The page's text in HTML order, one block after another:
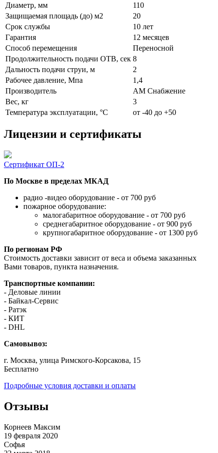
Диаметр, мм
110
Защищаемая площадь (до) м2
20
Срок службы
10 лет
Гарантия
12 месяцев
Способ перемещения
Переносной
Продолжительность подачи ОТВ, сек 8
Дальность подачи струи, м
2
Рабочее давление, Мпа
1,4
Производитель
АМ Снабжение
Вес, кг
3
Температура эксплуатации, °C
от -40 до +50
Лицензии и сертификаты
Сертификат ОП-2
По Москве в пределах МКАД
радио -видео оборудование - от 700 руб
пожарное оборудование:
малогабаритное оборудование - от 700 руб
среднегабаритное оборудование - от 900 руб
крупногабаритное оборудование - от 1300 руб
По регионам РФ
Стоимость доставки зависит от веса и объема заказанных
Вами товаров, пункта назначения.
Транспортные компании:
- Деловые линии
- Байкал-Сервис
- Ратэк
- КИТ
- DHL
Самовывоз:
г. Москва, улица Римского-Корсакова, 15
Бесплатно
Подробные условия доставки и оплаты
Отзывы
Корнеев Максим
19 февраля 2020
Софья